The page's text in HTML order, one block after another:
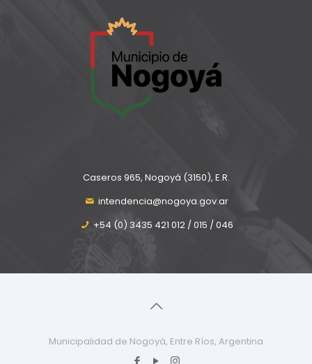
Caseros 965, Nogoyá (3150), E.R.
intendencia@nogoya.gov.ar
+54 (0) 3435 421 012 / 015 / 046
Municipalidad de Nogoyá, Entre Ríos, Argentina